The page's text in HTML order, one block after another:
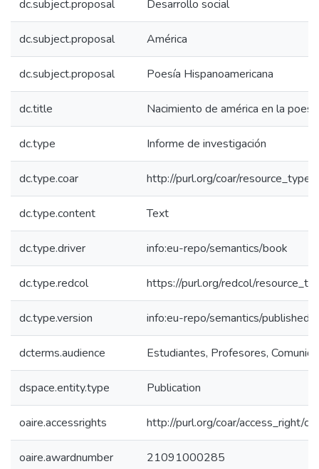
dc.subject.proposal Desarrollo social
dc.subject.proposal América
dc.subject.proposal Poesía Hispanoamericana
dc.title Nacimiento de américa en la
dc.type Informe de investigación
dc.type.coar http://purl.org/coar/resource_type/
dc.type.content Text
dc.type.driver info:eu-repo/semantics/book
dc.type.redcol https://purl.org/redcol/
dc.type.version info:eu-repo/semantics/
dcterms.audience Estudiantes, Profesores,
dspace.entity.type Publication
oaire.accessrights http://purl.org/coar/access_right/
oaire.awardnumber 21091000285